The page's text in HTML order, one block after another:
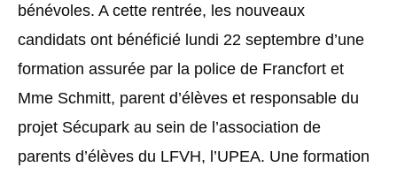
bénévoles. A cette rentrée, les nouveaux
candidats ont bénéficié lundi 22 septembre d’une
formation assurée par la police de Francfort et
Mme Schmitt, parent d’élèves et responsable du
projet Sécupark au sein de l’association de
parents d’élèves du LFVH, l’UPEA. Une formation